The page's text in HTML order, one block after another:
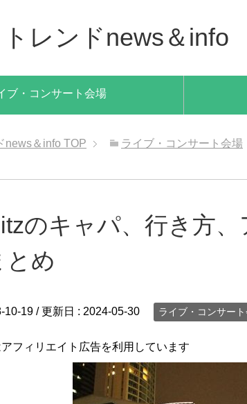
レンドnews＆info
ブ・コンサート会場
news＆info TOP ライブ・コンサート会場
のキャパ、行き方
とめ
10-19 / 更新日 : 2024-05-30 ライブ・コンサー
フィリエイト広告を利用しています